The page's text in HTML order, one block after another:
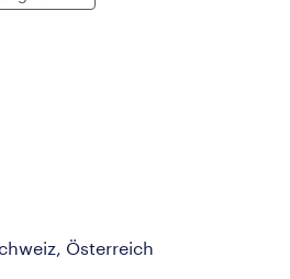
Österreich